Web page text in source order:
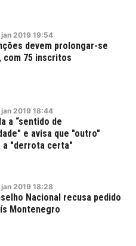
jan 2019 19:54
devem prolongar-se
75 inscritos
jan 2019 18:44
a “sentido de
e avisa que "outro"
a "derrota certa"
jan 2019 18:28
Nacional recusa pedido
Montenegro